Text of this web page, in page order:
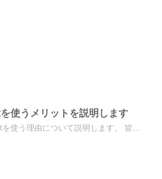
使うメリットを説明します
使う理由について説明します。 皆...